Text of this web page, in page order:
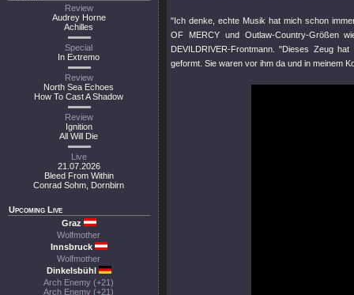
Review
Audrey Horne
Achilles
Special
In Extremo
Review
North Sea Echoes
How To Cast A Shadow
Review
Ignition
All Will Die
Live
21.07.2026
Bleed From Within
Conrad Sohm, Dornbirn
Upcoming Live
Graz
Wolfmother
Innsbruck
Wolfmother
Dinkelsbühl
Arch Enemy (+21)
Arch Enemy (+21)
"Ich denke, echte Musik hat mich schon
OF MERCY und Outlaw-Country-Größen
DEVILDRIVER-Frontmann. "Dieses Zeug
geformt. Sie waren vor ihm da und in meinem